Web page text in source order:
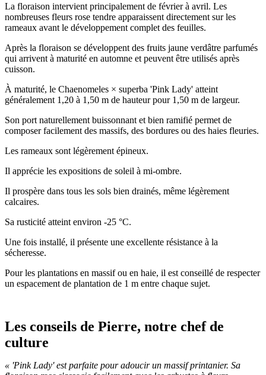
La floraison intervient principalement de février à avril. Les
nombreuses fleurs rose tendre apparaissent directement sur les
rameaux avant le développement complet des feuilles.
Après la floraison se développent des fruits jaune verdâtre parfumés
qui arrivent à maturité en automne et peuvent être utilisés après
cuisson.
À maturité, le Chaenomeles × superba 'Pink Lady' atteint
généralement 1,20 à 1,50 m de hauteur pour 1,50 m de largeur.
Son port naturellement buissonnant et bien ramifié permet de
composer facilement des massifs, des bordures ou des haies fleuries.
Les rameaux sont légèrement épineux.
Il apprécie les expositions de soleil à mi-ombre.
Il prospère dans tous les sols bien drainés, même légèrement
calcaires.
Sa rusticité atteint environ -25 °C.
Une fois installé, il présente une excellente résistance à la
sécheresse.
Pour les plantations en massif ou en haie, il est conseillé de respecter
un espacement de plantation de 1 m entre chaque sujet.
Les conseils de Pierre, notre chef de
culture
« 'Pink Lady' est parfaite pour adoucir un massif printanier. Sa